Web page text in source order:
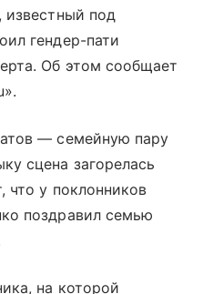
, известный под
гендер-пати
Об этом сообщает
— семейную пару
сцена загорелась
что у поклонников
поздравил семью
на которой